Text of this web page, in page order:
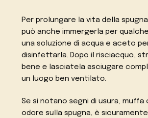
Per prolungare la vita della
può anche immergerla per
una soluzione di acqua e aceto
disinfettarla. Dopo il risciacquo,
bene e lasciatela asciugare
un luogo ben ventilato.
Se si notano segni di usura,
odore sulla spugna, è